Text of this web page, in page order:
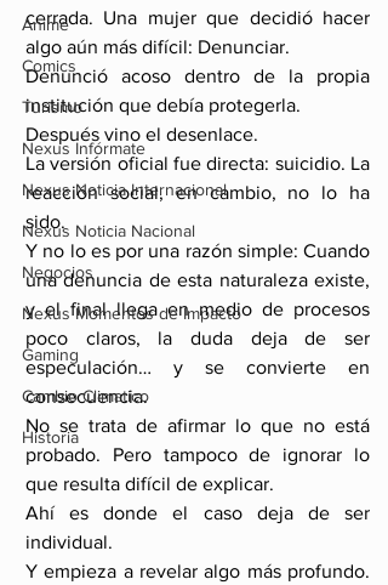
Anime
Comics
Turismo
Nexus Infórmate
Nexus Noticia Internacional
Nexus Noticia Nacional
Negocios
Nexus Momentos de Impacto
Gaming
Cambio Climatico
Historia
cerrada. Una mujer que decidió hacer
algo aún más difícil: Denunciar.
Denunció acoso dentro de la propia
institución que debía protegerla.
Después vino el desenlace.
La versión oficial fue directa: suicidio. La
reacción social, en cambio, no lo ha
sido.
Y no lo es por una razón simple: Cuando
una denuncia de esta naturaleza existe,
y el final llega en medio de procesos
poco claros, la duda deja de ser
especulación… y se convierte en
consecuencia.
No se trata de afirmar lo que no está
probado. Pero tampoco de ignorar lo
que resulta difícil de explicar.
Ahí es donde el caso deja de ser
individual.
Y empieza a revelar algo más profundo.